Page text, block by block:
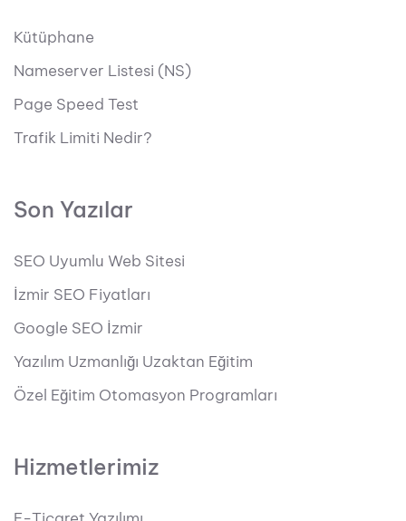
Kütüphane
Nameserver Listesi (NS)
Page Speed Test
Trafik Limiti Nedir?
Son Yazılar
SEO Uyumlu Web Sitesi
İzmir SEO Fiyatları
Google SEO İzmir
Yazılım Uzmanlığı Uzaktan Eğitim
Özel Eğitim Otomasyon Programları
Hizmetlerimiz